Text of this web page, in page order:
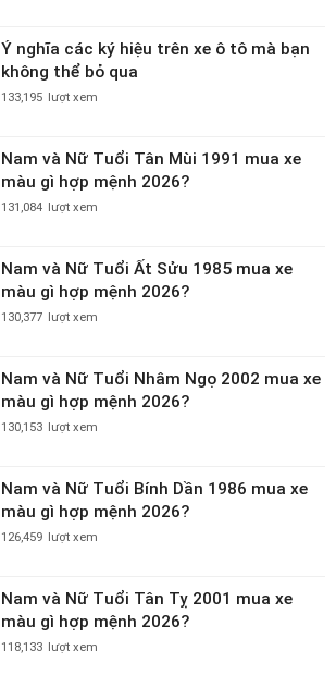
Ý nghĩa các ký hiệu trên xe ô tô mà bạn
không thể bỏ qua
133,195 lượt xem
Nam và Nữ Tuổi Tân Mùi 1991 mua xe
màu gì hợp mệnh 2026?
131,084 lượt xem
Nam và Nữ Tuổi Ất Sửu 1985 mua xe
màu gì hợp mệnh 2026?
130,377 lượt xem
Nam và Nữ Tuổi Nhâm Ngọ 2002 mua xe
màu gì hợp mệnh 2026?
130,153 lượt xem
Nam và Nữ Tuổi Bính Dần 1986 mua xe
màu gì hợp mệnh 2026?
126,459 lượt xem
Nam và Nữ Tuổi Tân Tỵ 2001 mua xe
màu gì hợp mệnh 2026?
118,133 lượt xem